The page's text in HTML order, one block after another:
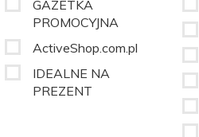
GAZETKA
PROMOCYJNA
ActiveShop.com.pl
IDEALNE NA
PREZENT